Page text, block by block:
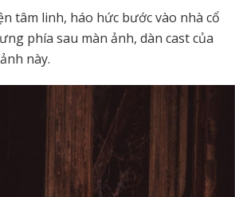
tâm linh, háo hức bước vào nhà cổ
phía sau màn ảnh, dàn cast của
này.